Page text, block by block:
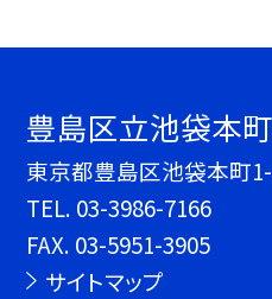
豊島区立池袋本
東京都豊島区池袋本町
TEL. 03-3986-7166
FAX. 03-5951-3905
サイトマップ